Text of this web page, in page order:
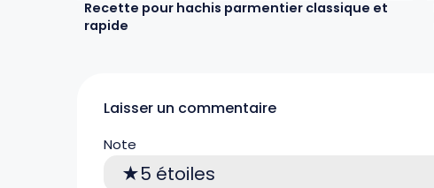
Recette pour hachis parmentier classique et
rapide
Laisser un commentaire
Note
5 étoiles